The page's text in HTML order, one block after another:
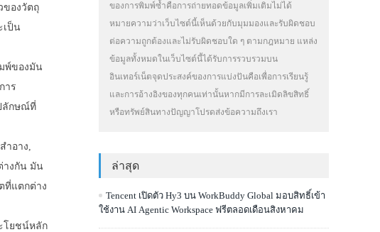
ของวัตถุ
เป็น
พ์ของมัน
าร
ลักษณ์ที่
ำอาง,
างกัน มัน
ที่แตกต่าง
โยชน์หลัก
ของการพิมพ์ซ้ำคือการถ่ายทอดข้อมูลเพิ่มเติมไม่ได้
หมายความว่าเว็บไซต์นี้เห็นด้วยกับมุมมองและรับผิดชอบ
ต่อความถูกต้องและไม่รับผิดชอบใด ๆ ตามกฎหมาย แหล่ง
ข้อมูลทั้งหมดในเว็บไซต์นี้ได้รับการรวบรวมบน
อินเทอร์เน็ตจุดประสงค์ของการแบ่งปันคือเพื่อการเรียนรู้
และการอ้างอิงของทุกคนเท่านั้นหากมีการละเมิดลิขสิทธิ์
หรือทรัพย์สินทางปัญญาโปรดส่งข้อความถึงเรา
ล่าสุด
Tencent เปิดตัว Hy3 บน WorkBuddy Global มอบสิทธิ์เข้า
ใช้งาน AI Agentic Workspace ฟรีตลอดเดือนสิงหาคม